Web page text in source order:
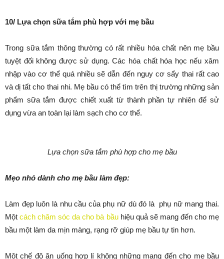
10/ Lựa chọn sữa tắm phù hợp với mẹ bầu
Trong sữa tắm thông thường có rất nhiều hóa chất nên mẹ bầu
tuyệt đối không được sử dụng. Các hóa chất hóa học nếu xâm
nhập vào cơ thể quá nhiều sẽ dẫn đến nguy cơ sẩy thai rất cao
và dị tất cho thai nhi. Mẹ bầu có thể tìm trên thị trường những sản
phẩm sữa tắm được chiết xuất từ thành phần tự nhiên để sử
dụng vừa an toàn lại làm sạch cho cơ thể.
Lựa chọn sữa tắm phù hợp cho mẹ bầu
Mẹo nhỏ dành cho mẹ bầu làm đẹp:
Làm đẹp luôn là nhu cầu của phụ nữ dù đó là phụ nữ mang thai.
Mộtcách chăm sóc da cho bà bầuhiệu quả sẽ mang đến cho mẹ
bầu một làm da mịn màng, rạng rỡ giúp mẹ bầu tự tin hơn.
Một chế độ ăn uống hợp lí không những mang đến cho mẹ bầu